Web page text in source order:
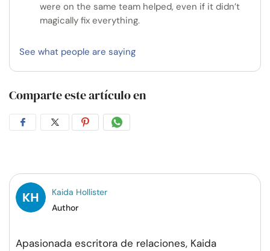
were on the same team helped, even if it didn’t
magically fix everything.
See what people are saying
Comparte este artículo en
CompartirCompartirCompartirCompartir
Kaida Hollister
Author
Apasionada escritora de relaciones, Kaida